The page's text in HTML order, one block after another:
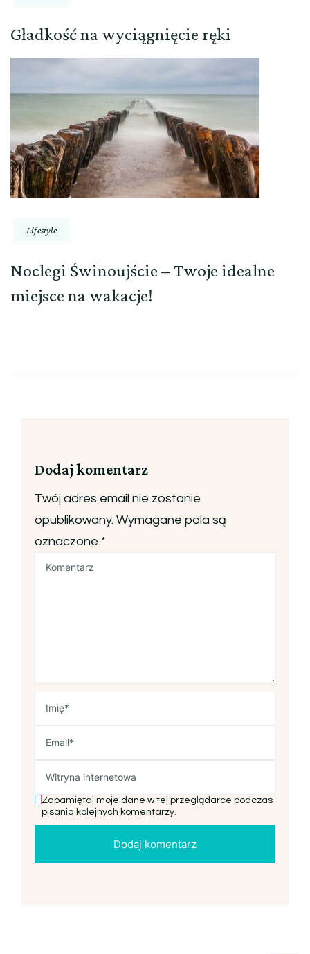
Gładkość na wyciągnięcie ręki
Lifestyle
Noclegi Świnoujście – Twoje idealne
miejsce na wakacje!
Dodaj komentarz
Twój adres email nie zostanie
opublikowany. Wymagane pola są
oznaczone *
Zapamiętaj moje dane w tej przeglądarce podczas
pisania kolejnych komentarzy.